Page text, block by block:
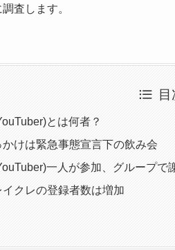
査します。
目
とは何者？
けは緊急事態宣言下の飲み会
一人が参加、グループで
クレの登録者数は増加